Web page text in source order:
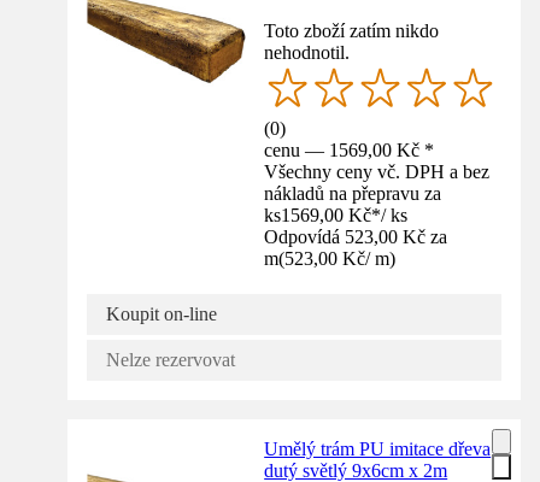
Toto zboží zatím nikdo
nehodnotil.
(0)
cenu — 1569,00 Kč *
Všechny ceny vč. DPH a bez
nákladů na přepravu za
ks1569,00 Kč*/ ks
Odpovídá 523,00 Kč za
m(523,00 Kč/ m)
Koupit on-line
Nelze rezervovat
Umělý trám PU imitace dřeva
dutý světlý 9x6cm x 2m